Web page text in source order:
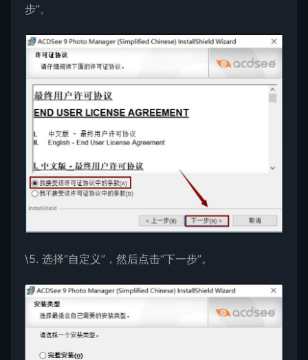
步”。
\5. 选择“自定义”，然后点击“下一步”。